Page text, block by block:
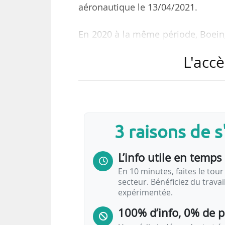
aéronautique le 13/04/2021.
En 2020 à la même période,
mondiale suite à deux
Ré-autorisé en vol par
18/11/2020, le Boeing 737 Max
qu’il avait été recommandé
3 raisons de
L’info utile en
En 10 minutes, faites le tour
secteur. Bénéficiez du
expérimentée.
100% d’info, 0% de